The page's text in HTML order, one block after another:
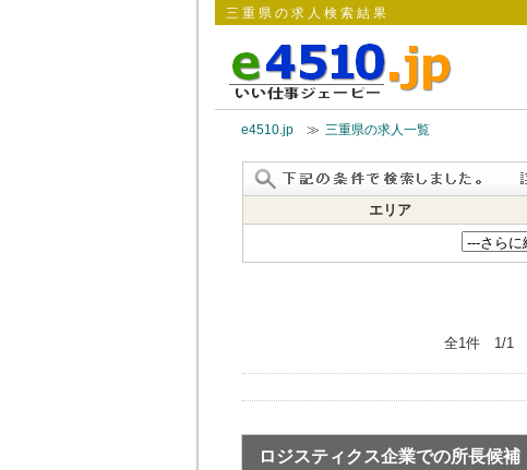
三重県の求人検索結果
e4510.jp≫ 三重県の求人一覧
エリア
全1件 1/1
ロジスティクス企業での所長候補